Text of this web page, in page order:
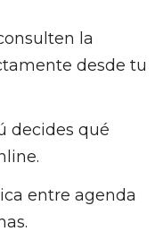
la
desde tu
decides qué
entre agenda